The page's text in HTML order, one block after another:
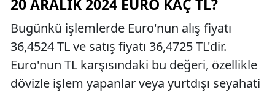
20 ARALIK 2024 EURO KAÇ TL?
Bugünkü işlemlerde Euro'nun alış fiyatı
36,4524 TL ve satış fiyatı 36,4725 TL'dir.
Euro'nun TL karşısındaki bu değeri, özellikle
dövizle işlem yapanlar veya yurtdışı seyahati